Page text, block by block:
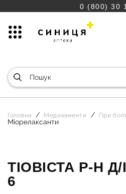
0 (800) 30
Головна Медикаменти При
Міорелаксанти
ТІОВІСТА Р-Н
6